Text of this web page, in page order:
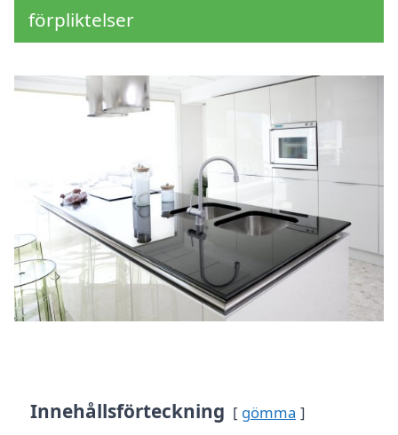
förpliktelser
Innehållsförteckning gömma